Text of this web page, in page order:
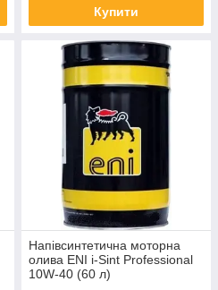
Купити
Напівсинтетична моторна
олива ENI i-Sint Professional
10W-40 (60 л)